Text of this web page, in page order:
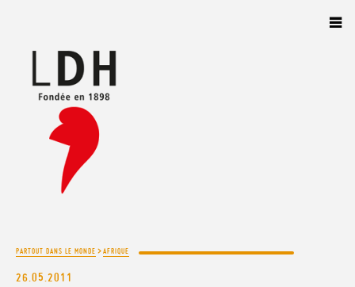
PARTOUT DANS LE MONDE >AFRIQUE
26.05.2011